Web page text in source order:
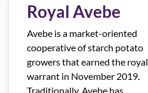
Royal Avebe
Avebe is a market-oriented
cooperative of starch potato
growers that earned the royal
warrant in November 2019.
Traditionally, Avebe has…